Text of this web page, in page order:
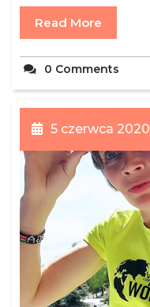
Read More
0 Comments
5 czerwca 2020